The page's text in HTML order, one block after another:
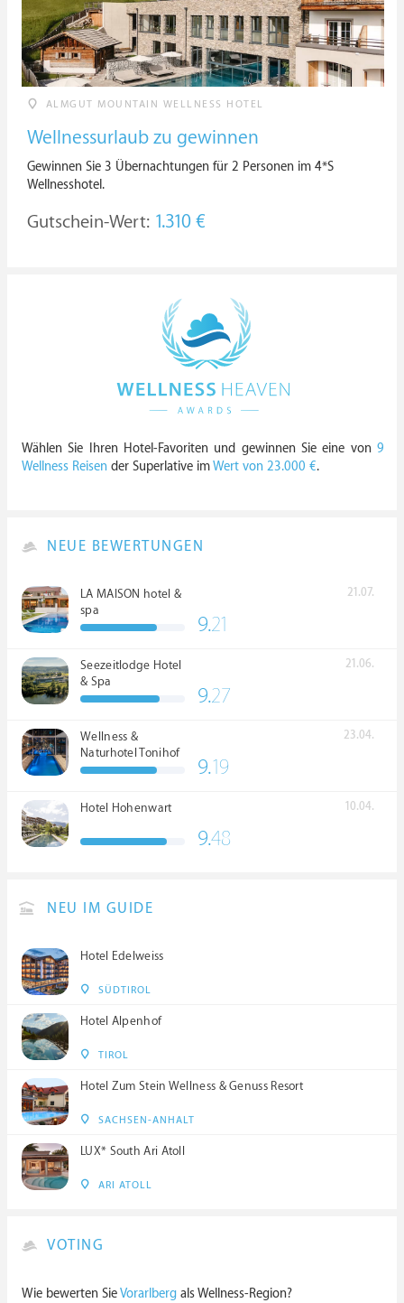
ALMGUT MOUNTAIN WELLNESS HOTEL
Wellnessurlaub zu gewinnen
Gewinnen Sie 3 Übernachtungen für 2 Personen im 4*S
Wellnesshotel.
Gutschein-Wert: 1.310 €
Wählen Sie Ihren Hotel-Favoriten und gewinnen Sie eine von 9
Wellness Reisen der Superlative imWert von 23.000 €.
NEUE BEWERTUNGEN
LA MAISON hotel &
spa
21.07.
9.21
Seezeitlodge Hotel
& Spa
21.06.
9.27
Wellness &
Naturhotel Tonihof
****S
23.04.
9.19
Hotel Hohenwart 10.04.
9.48
NEU IM GUIDE
Hotel Edelweiss
SÜDTIROL
Hotel Alpenhof
TIROL
Hotel Zum Stein Wellness & Genuss Resort
SACHSEN-ANHALT
LUX* South Ari Atoll
ARI ATOLL
VOTING
Wie bewerten SieVorarlberg als Wellness-Region?